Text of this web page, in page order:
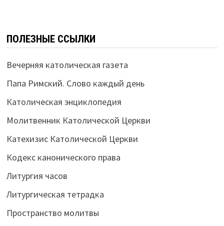
ПОЛЕЗНЫЕ ССЫЛКИ
Вечерняя католическая газета
Папа Римский. Слово каждый день
Католическая энциклопедия
Молитвенник Католической Церкви
Катехизис Католической Церкви
Кодекс канонического права
Литургия часов
Литургическая тетрадка
Пространство молитвы